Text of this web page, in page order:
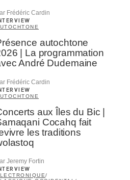
Frédéric Cardin
autochtone
| La programmation
André Dudemaine
Frédéric Cardin
aux Îles du Bic |
Cocahq fait
les traditions
Jeremy Fortin
/